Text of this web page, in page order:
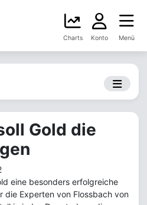
Charts Konto Menü
Gold die
eine besonders erfolgreiche
die Experten von Flossbach von